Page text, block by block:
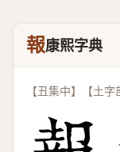
報康熙字典
【丑集中】【土